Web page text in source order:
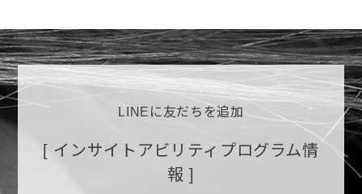
LINEに友だちを追加
[ インサイトアビリティプログラム情
報 ]